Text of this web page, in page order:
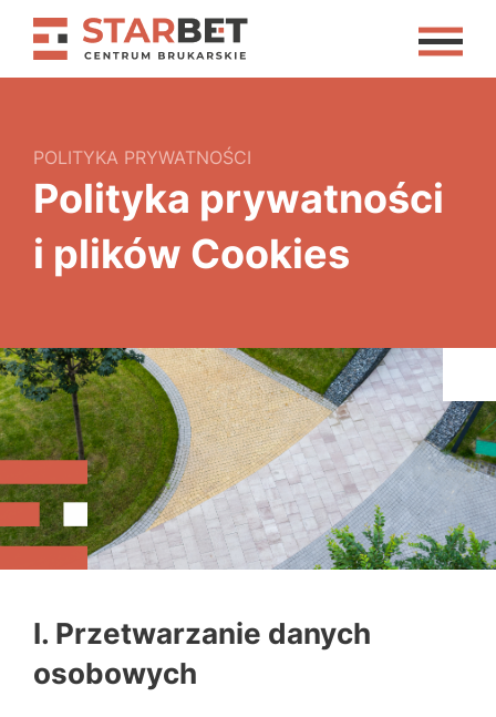
POLITYKA PRYWATNOŚCI
Polityka prywatności
i plików Cookies
I. Przetwarzanie danych
osobowych